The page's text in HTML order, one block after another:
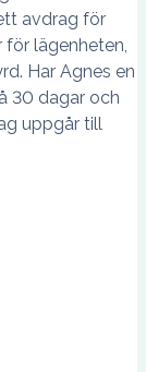
avdrag för
lägenheten,
Har Agnes en
30 dagar och
uppgår till